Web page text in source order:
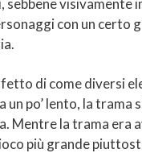
visivamente
con un certo
di come diversi
po’ lento, la trama
Mentre la trama era
più grande